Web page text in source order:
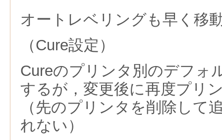
オートレベリングも早く移
（Cure設定）
Cureのプリンタ別のデフォ
するが，変更後に再度プリ
（先のプリンタを削除して
れない）